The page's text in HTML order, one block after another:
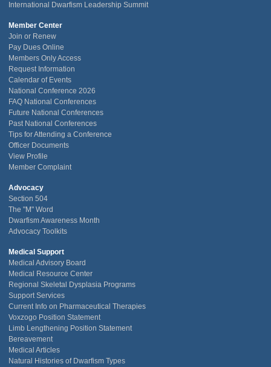
International Dwarfism Leadership Summit
Member Center
Join or Renew
Pay Dues Online
Members Only Access
Request Information
Calendar of Events
National Conference 2026
FAQ National Conferences
Future National Conferences
Past National Conferences
Tips for Attending a Conference
Officer Documents
View Profile
Member Complaint
Advocacy
Section 504
The "M" Word
Dwarfism Awareness Month
Advocacy Toolkits
Medical Support
Medical Advisory Board
Medical Resource Center
Regional Skeletal Dysplasia Programs
Support Services
Current Info on Pharmaceutical Therapies
Voxzogo Position Statement
Limb Lengthening Position Statement
Bereavement
Medical Articles
Natural Histories of Dwarfism Types